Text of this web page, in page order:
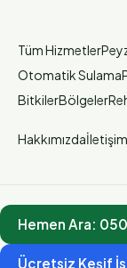
Tüm Hizmetler
Otomatik Sulama
BitkilerBölgeler
Hakkımızdaİletişim
Hemen Ara:
Ücretsiz Keşif